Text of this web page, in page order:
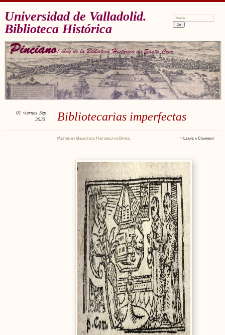
Universidad de Valladolid.
Biblioteca Histórica
Search:
Bibliotecarias imperfectas
01 viernes Sep
2023
Postedby Biblioteca Histórica inOtros ≈ Leave a Comment